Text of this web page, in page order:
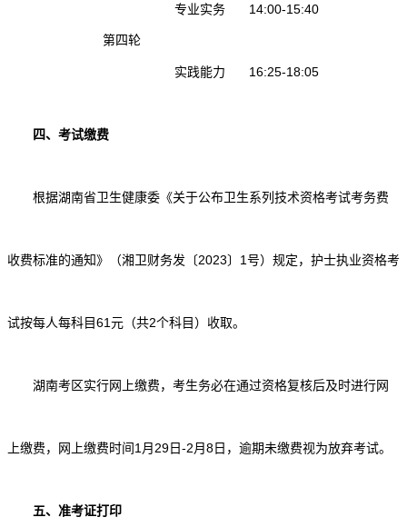
第四轮
专业实务 14:00-15:40
实践能力 16:25-18:05
四、考试缴费
根据湖南省卫生健康委《关于公布卫生系列技术资格考试考务费
收费标准的通知》（湘卫财务发〔2023〕1号）规定，护士执业资格考
试按每人每科目61元（共2个科目）收取。
湖南考区实行网上缴费，考生务必在通过资格复核后及时进行网
上缴费，网上缴费时间1月29日-2月8日，逾期未缴费视为放弃考试。
五、准考证打印